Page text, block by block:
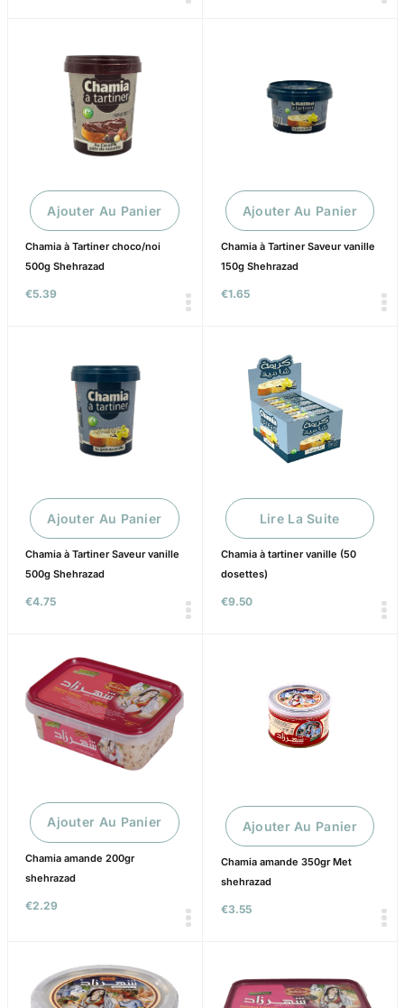
€5.39
Chamia à Tartiner choco/noi
500g Shehrazad
Ajouter Au Panier
€1.65
Chamia à Tartiner Saveur vanille
150g Shehrazad
Ajouter Au Panier
€4.75
Chamia à Tartiner Saveur vanille
500g Shehrazad
Ajouter Au Panier
€9.50
Chamia à tartiner vanille (50
dosettes)
Lire La Suite
€2.29
Chamia amande 200gr
shehrazad
Ajouter Au Panier
€3.55
Chamia amande 350gr Met
shehrazad
Ajouter Au Panier